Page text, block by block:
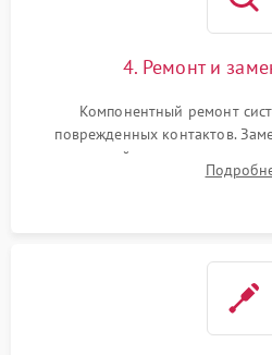
4. Ремонт и
Компонентный ремонт
поврежденных контактов.
двигателей, изношенного
лидара или помпы подачи воды.